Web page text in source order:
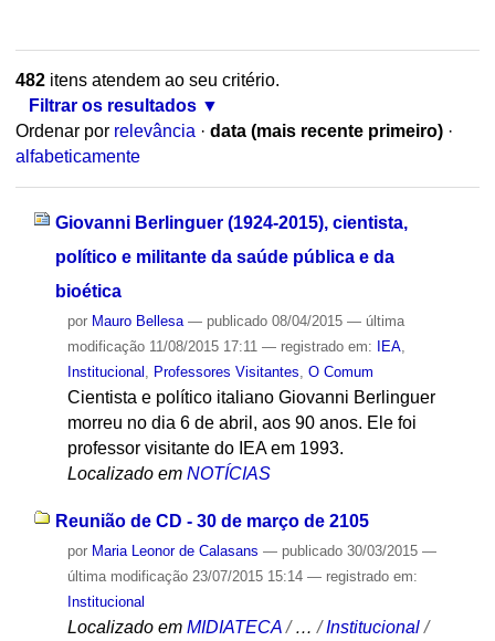
482itens atendem ao seu critério.
Filtrar os resultados
Ordenar por relevância · data (mais recente primeiro) ·
alfabeticamente
Giovanni Berlinguer (1924-2015), cientista,
político e militante da saúde pública e da
bioética
por Mauro Bellesa — publicado08/04/2015 — última
modificação11/08/2015 17:11 — registrado em: IEA,
Institucional
Professores Visitantes O Comum
Cientista e político italiano Giovanni Berlinguer
morreu no dia 6 de abril, aos 90 anos. Ele foi
professor visitante do IEA em 1993.
Localizado em NOTÍCIAS
Reunião de CD - 30 de março de 2105
por Maria Leonor de Calasans — publicado30/03/2015 —
última modificação23/07/2015 15:14 — registrado em:
Institucional
Localizado em MIDIATECA /…/Institucional /